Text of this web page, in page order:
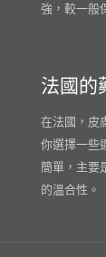
強，較一般
法國的
在法國，皮
你選擇一些
簡單，主要
的溫合性。